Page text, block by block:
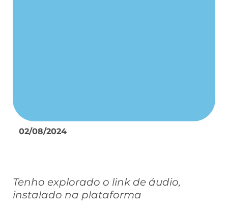
02/08/2024
Tenho explorado o link de áudio,
instalado na plataforma